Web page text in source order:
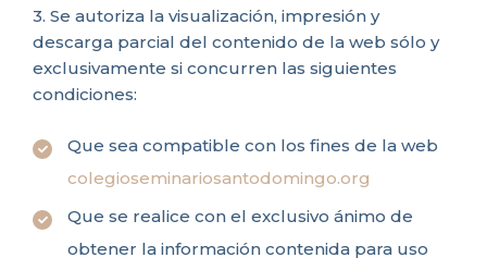
3. Se autoriza la visualización, impresión y
descarga parcial del contenido de la web sólo y
exclusivamente si concurren las siguientes
condiciones:
Que sea compatible con los fines de la web
colegioseminariosantodomingo.org
Que se realice con el exclusivo ánimo de
obtener la información contenida para uso